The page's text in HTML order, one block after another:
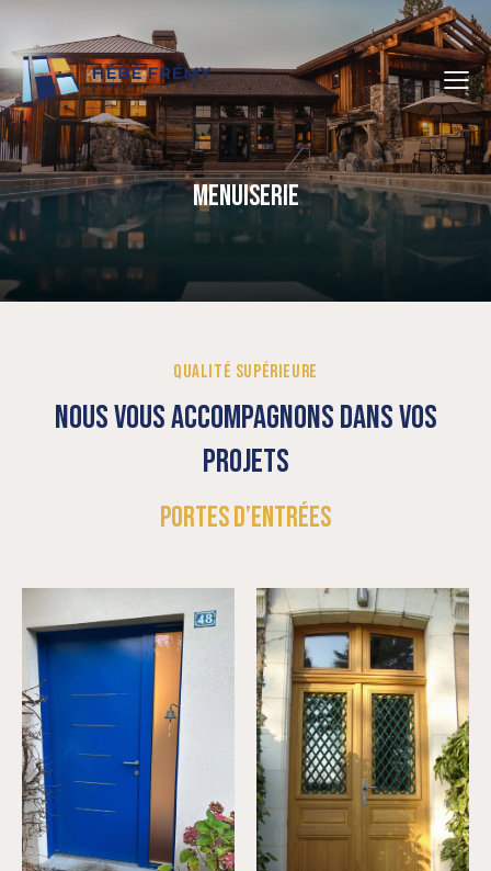
MENUISERIE
QUALITÉ SUPÉRIEURE
NOUS VOUS ACCOMPAGNONS DANS VOS
PROJETS
PORTES D’ENTRÉES